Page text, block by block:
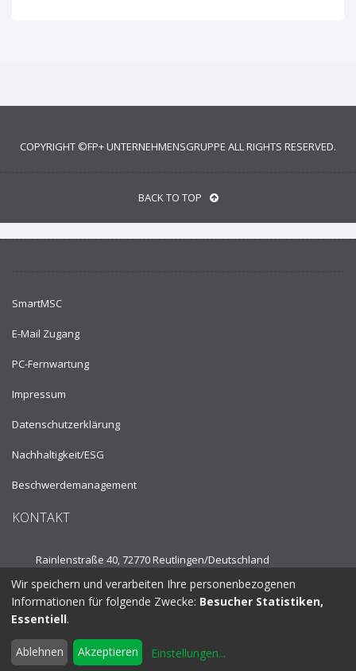
COPYRIGHT ©FP+ UNTERNEHMENSGRUPPE ALL RIGHTS RESERVED.
BACK TO TOP
SmartMSC
E-Mail Zugang
PC-Fernwartung
Impressum
Datenschutzerklärung
Nachhaltigkeit/ESG
Beschwerdemanagement
KONTAKT
Rainlenstraße 40, 72770 Reutlingen/Deutschland
Tel.: +49 7121 53910
Wir speichern und verarbeiten Ihre personenbezogenen
Informationen für folgende Zwecke: Besucher Statistiken,
Essentiell.
Ablehnen Akzeptieren Einstellungen...